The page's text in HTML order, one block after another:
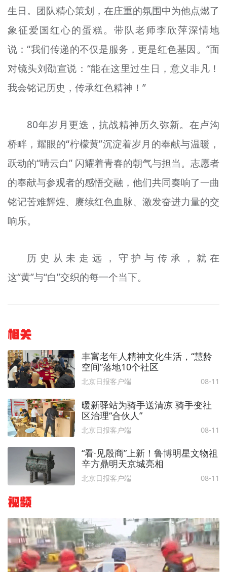
生日。团队精心策划，在庄重的氛围中为他点燃了
象征爱国红心的蛋糕。带队老师李欣萍深情地
说：“我们传递的不仅是服务，更是红色基因。”面
对镜头刘劭宣说：“能在这里过生日，意义非凡！
我会铭记历史，传承红色精神！”
80年岁月更迭，抗战精神历久弥新。在卢沟
桥畔，耀眼的“柠檬黄”沉淀着岁月的奉献与温暖，
跃动的“晴云白” 闪耀着青春的朝气与担当。志愿者
的奉献与参观者的感悟交融，他们共同奏响了一曲
铭记苦难辉煌、赓续红色血脉、激发奋进力量的交
响乐。
历史从未走远，守护与传承，就在
这“黄”与“白”交织的每一个当下。
相关
丰富老年人精神文化生活，“慧龄
空间”落地10个社区
北京日报客户端 08-11
暖新驿站为骑手送清凉 骑手变社
区治理“合伙人”
北京日报客户端 08-11
“看·见殷商”上新！鲁博明星文物祖
辛方鼎明天京城亮相
北京日报客户端 08-11
视频